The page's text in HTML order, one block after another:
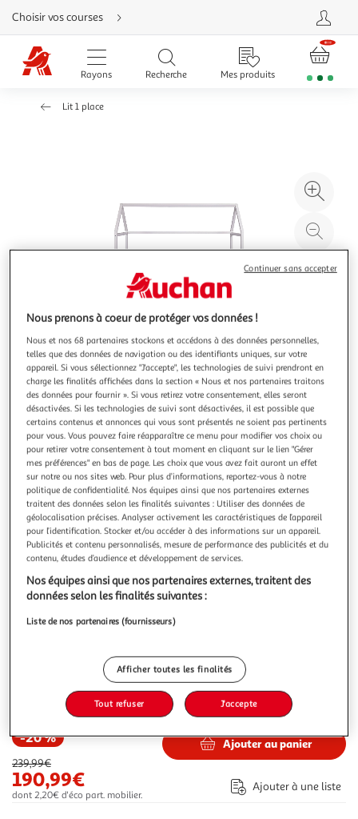
Aller
directement
au
contenu
Aller
directement
Aller
Choisir vos courses
Rayons Recherche Mes produits
Lit 1 place
à
Illustration
précédente
Illustration
suivante
INTERLINK
Lit de maison Sun Road
Le lit d'appoint Sunroad est l'endroit idéal pour les enfants
dans leur chambre. Il est peint en blanc et la peinture est
exempte de substances nocives, hydrofuge et facile à
entretenir. Le lit est en pin massif, ce qui lui confère une
longue durée de vie et une construction robuste. Le bois
massif
En savoir +
Vendu parParis Prix
Livraison dès 1/2 semaines
29,99€
Plus d'options
Livraison offerte
Plus d'options
Vendu par INTERLINKS
237,99€
-20 %
239,99€
190,99€
dont 2,20€ d'éco part. mobilier.
Ajouter au panier
Ajouter à une liste
Nous prenons à coeur de protéger vos données !
Nous et nos 68 partenaires stockons et accédons à des données personnelles,
telles que des données de navigation ou des identifiants uniques, sur votre
appareil. Si vous sélectionnez "J'accepte", les technologies de suivi prendront en
charge les finalités affichées dans la section « Nous et nos partenaires traitons
des données pour fournir ». Si vous retirez votre consentement, elles seront
désactivées. Si les technologies de suivi sont désactivées, il est possible que
certains contenus et annonces qui vous sont présentés ne soient pas pertinents
pour vous. Vous pouvez faire réapparaître ce menu pour modifier vos choix ou
pour retirer votre consentement à tout moment en cliquant sur le lien "Gérer
mes préférences" en bas de page. Les choix que vous avez fait auront un effet
sur notre ou nos sites web. Pour plus d’informations, reportez-vous à notre
politique de confidentialité. Nos équipes ainsi que nos partenaires externes
traitent des données selon les finalités suivantes : Utiliser des données de
géolocalisation précises. Analyser activement les caractéristiques de l’appareil
pour l’identification. Stocker et/ou accéder à des informations sur un appareil.
Publicités et contenu personnalisés, mesure de performance des publicités et du
contenu, études d’audience et développement de services.
Nos équipes ainsi que nos partenaires externes, traitent des
données selon les finalités suivantes :
Liste de nos partenaires (fournisseurs)
Afficher toutes les finalités
Tout refuser J'accepte
Continuer sans accepter